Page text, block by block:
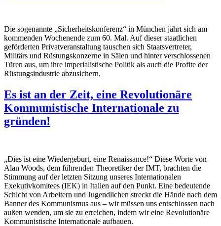
Die sogenannte „Sicherheitskonferenz“ in München jährt sich am
kommenden Wochenende zum 60. Mal. Auf dieser staatlichen
geförderten Privatveranstaltung tauschen sich Staatsvertreter,
Militärs und Rüstungskonzerne in Sälen und hinter verschlossenen
Türen aus, um ihre imperialistische Politik als auch die Profite der
Rüstungsindustrie abzusichern.
Es ist an der Zeit, eine Revolutionäre
Kommunistische Internationale zu
gründen!
„Dies ist eine Wiedergeburt, eine Renaissance!“ Diese Worte von
Alan Woods, dem führenden Theoretiker der IMT, brachten die
Stimmung auf der letzten Sitzung unseres Internationalen
Exekutivkomitees (IEK) in Italien auf den Punkt. Eine bedeutende
Schicht von Arbeitern und Jugendlichen streckt die Hände nach dem
Banner des Kommunismus aus – wir müssen uns entschlossen nach
außen wenden, um sie zu erreichen, indem wir eine Revolutionäre
Kommunistische Internationale aufbauen.